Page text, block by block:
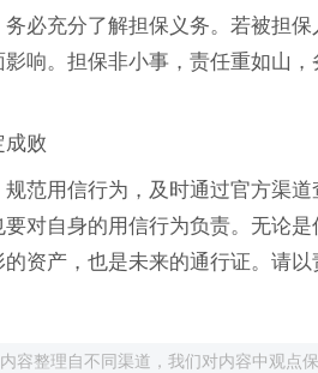
必充分了解担保义务。若被担
响。担保非小事，责任重如山
成败
范用信行为，及时通过官方渠
对自身的用信行为负责。无论
资产，也是未来的通行证。请以
容整理自不同渠道，我们对内容中观点